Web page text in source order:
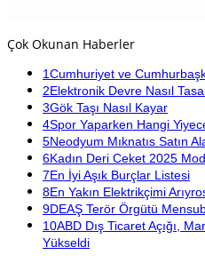
Çok Okunan Haberler
1Cumhuriyet ve
2Elektronik Devre Nasıl
3Gök Taşı Nasıl Kayar
4Spor Yaparken Hangi
5Neodyum Mıknatıs Satın
6Kadın Deri Ceket 2025
7En İyi Aşık Burçlar Listesi
8En Yakın Elektrikçimi
9DEAŞ Terör Örgütü
10ABD Dış Ticaret Açığı,
Yükseldi